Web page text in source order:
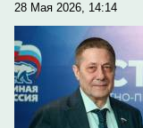
28 Мая 2026, 14:14